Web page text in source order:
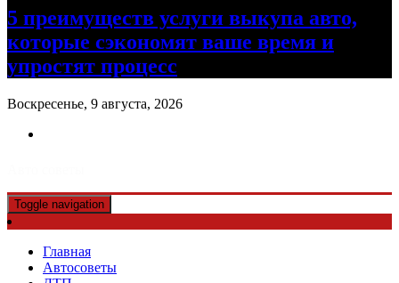
5 преимуществ услуги выкупа авто,
которые сэкономят ваше время и
упростят процесс
Воскресенье, 9 августа, 2026
Toggle navigation
Главная
Автосоветы